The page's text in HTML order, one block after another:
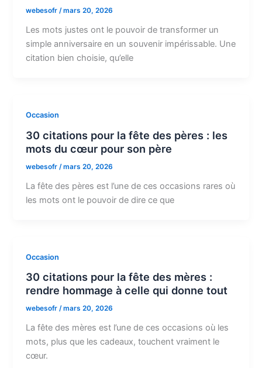
webesofr/mars 20, 2026
Les mots justes ont le pouvoir de transformer un
simple anniversaire en un souvenir impérissable. Une
citation bien choisie, qu’elle
Occasion
30 citations pour la fête des pères : les
mots du cœur pour son père
webesofr/mars 20, 2026
La fête des pères est l’une de ces occasions rares où
les mots ont le pouvoir de dire ce que
Occasion
30 citations pour la fête des mères :
rendre hommage à celle qui donne tout
webesofr/mars 20, 2026
La fête des mères est l’une de ces occasions où les
mots, plus que les cadeaux, touchent vraiment le
cœur.